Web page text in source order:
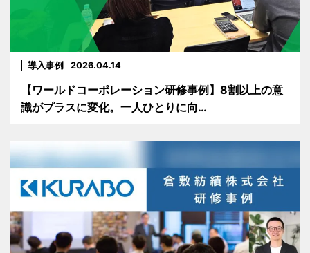
導入事例 2026.04.14
【ワールドコーポレーション研修事例】8割以上の意
識がプラスに変化。一人ひとりに向…